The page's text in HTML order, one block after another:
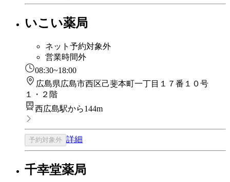
いこい薬局
ネット予約対象外
営業時間外
08:30~18:00
広島県広島市西区己斐本町一丁目１７番１０号
１・２階
西広島駅から144m
予約対象外 詳細
千幸堂薬局